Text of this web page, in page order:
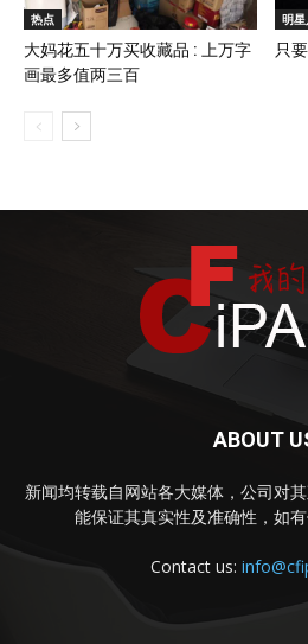
热点
大妈花五十万买收藏品 : 上万字
画最多值两三百
明
只
ABOUT
新闻均转载自网站各大媒体，公司对
能保证其真实性及准确性，如有
Contact us: